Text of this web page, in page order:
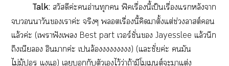
Talk:​​ค่​​อ่​​​ฟิื่​ี้​ป็​ื่​​​​
​​​​​​ค่​​ื่​ี้​​​ั้​ต่​ช่​ต์​
ล้​ค่​(​​ฟั​​Best​part​ร์ั่​Jayesslee​ล้​​
​​ค่​​ล้​​​​)​(​ั่ค่​​​
ไม่ุ้​​)​​​​​​ไว้​ว่​ถ้​​ต์​​​ต่​